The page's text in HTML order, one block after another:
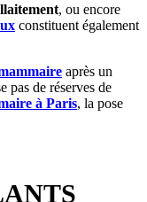
, ou encore
constituent également
après un
pas de réserves de
à Paris, la pose